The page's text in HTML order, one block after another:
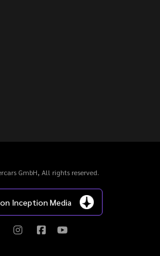
GmbH, All rights reserved.
Inception Media